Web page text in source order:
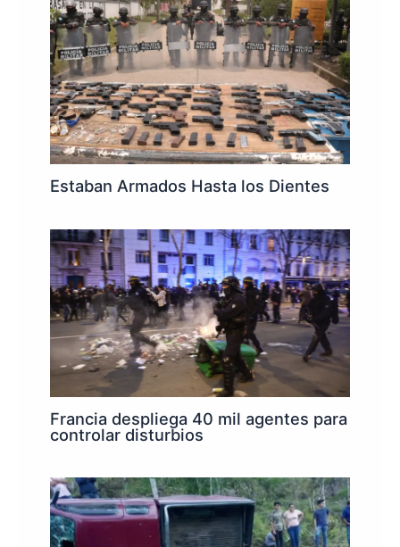
Estaban Armados Hasta los Dientes
Francia despliega 40 mil agentes para
controlar disturbios